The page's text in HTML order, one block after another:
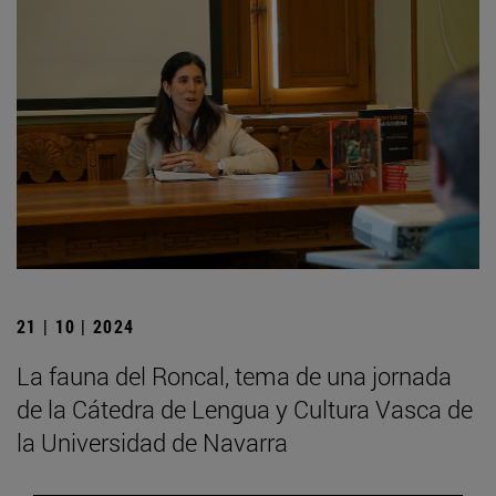
21 | 10 | 2024
La fauna del Roncal, tema de una jornada
de la Cátedra de Lengua y Cultura Vasca de
la Universidad de Navarra